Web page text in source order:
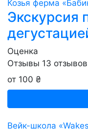
Козья ферма
Экскурсия
Оценка
Отзывы 13 отзывов
от 100 ₴
Вейк-школа